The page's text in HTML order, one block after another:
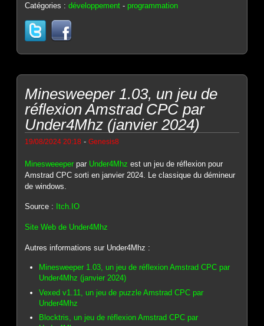
Catégories :développement -programmation
Minesweeper 1.03, un jeu de
réflexion Amstrad CPC par
Under4Mhz (janvier 2024)
19/08/2024 20:18 -Genesis8
Minesweeeper par Under4Mhz est un jeu de réflexion pour
Amstrad CPC sorti en janvier 2024. Le classique du démineur
de windows.
Source : Itch.IO
Site Web de Under4Mhz
Autres informations sur Under4Mhz :
Minesweeper 1.03, un jeu de réflexion Amstrad CPC par
Under4Mhz (janvier 2024)
Vexed v1.11, un jeu de puzzle Amstrad CPC par
Under4Mhz
Blocktris, un jeu de réflexion Amstrad CPC par